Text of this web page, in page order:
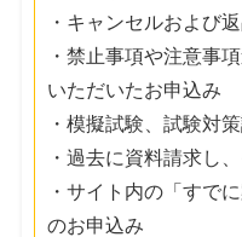
・キャンセルおよび
・禁止事項や注意事
いただいたお申込み
・模擬試験、試験対
・過去に資料請求し
・サイト内の「すで
のお申込み